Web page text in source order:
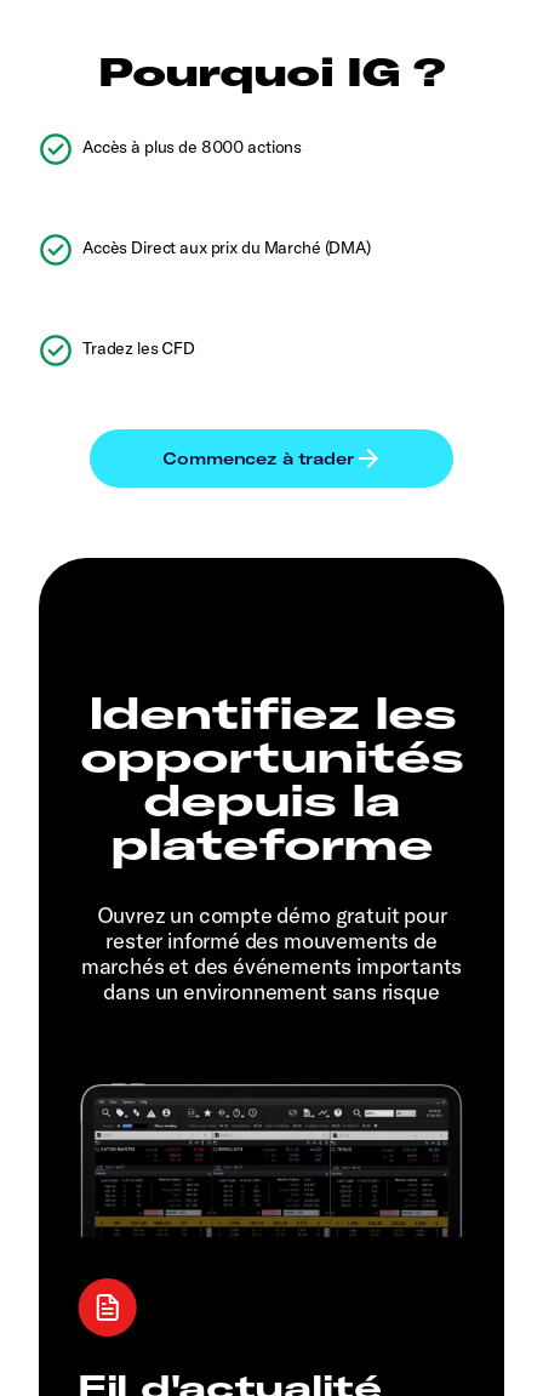
Pourquoi IG ?
Accès à plus de 8000 actions
Accès Direct aux prix du Marché (DMA)
Tradez les CFD
Identifiez les
opportunités
depuis la
plateforme
Ouvrez un compte démo gratuit pour
rester informé des mouvements de
marchés et des événements importants
dans un environnement sans risque
Fil d'actualité